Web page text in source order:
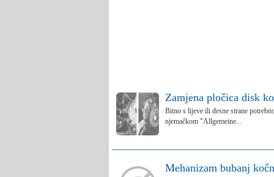
Zamjena pločica disk
Bitno s lijeve ili desne strane
njemačkom "Allgemeine...
Mehanizam bubanj